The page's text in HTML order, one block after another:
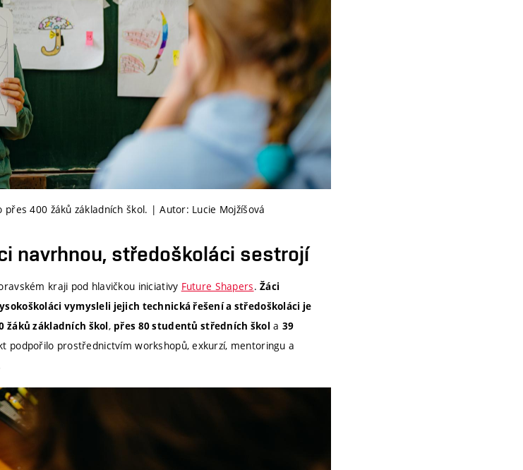
400 žáků základních škol. | Autor: Lucie Mojžíšová
navrhnou, středoškoláci sestrojí
kraji pod hlavičkou iniciativy Future Shapers.Žáci
vymysleli jejich technická řešení a středoškoláci je
žáků základních škol, přes 80 studentů středních škol a 39
podpořilo prostřednictvím workshopů, exkurzí, mentoringu a